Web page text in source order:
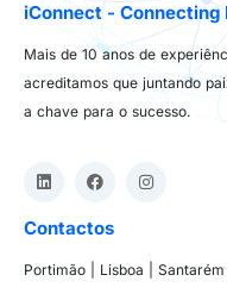
iConnect - Connecting
Mais de 10 anos de
acreditamos que juntando
a chave para o sucesso.
Contactos
Portimão | Lisboa | Santarém